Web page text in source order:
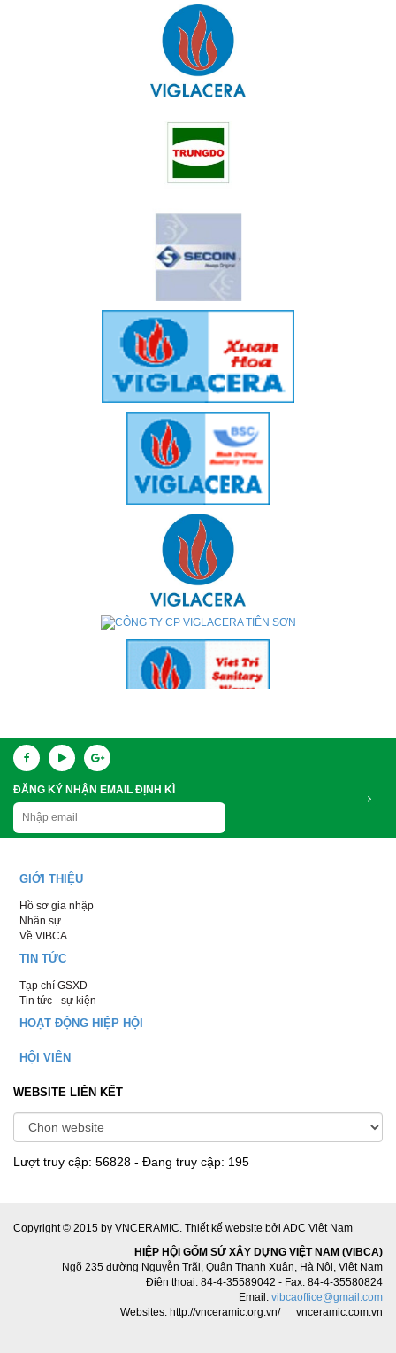
ĐĂNG KÝ NHẬN EMAIL ĐỊNH KÌ
GIỚI THIỆU
Hồ sơ gia nhập
Nhân sự
Về VIBCA
TIN TỨC
Tạp chí GSXD
Tin tức - sự kiện
HOẠT ĐỘNG HIỆP HỘI
HỘI VIÊN
WEBSITE LIÊN KẾT
Lượt truy cập: 56828 - Đang truy cập: 195
Copyright © 2015 by VNCERAMIC. Thiết kế website bởi ADC Việt Nam
HIỆP HỘI GỐM SỨ XÂY DỰNG VIỆT NAM (VIBCA)
Ngõ 235 đường Nguyễn Trãi, Quận Thanh Xuân, Hà Nội, Việt Nam
Điện thoại: 84-4-35589042 - Fax: 84-4-35580824
Email: vibcaoffice@gmail.com
Websites: http://vnceramic.org.vn/ vnceramic.com.vn